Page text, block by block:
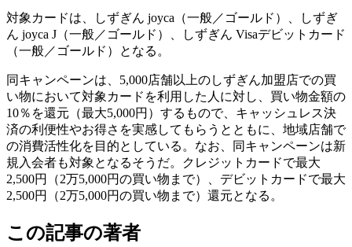
対象カードは、しずぎん joyca（一般／ゴールド）、しずぎ
ん joyca J（一般／ゴールド）、しずぎん Visaデビットカード
（一般／ゴールド）となる。
同キャンペーンは、5,000店舗以上のしずぎん加盟店での買
い物において対象カードを利用した人に対し、買い物金額の
10％を還元（最大5,000円）するもので、キャッシュレス決
済の利便性やお得さを実感してもらうとともに、地域店舗で
の消費活性化を目的としている。なお、同キャンペーンは新
規入会者も対象となるそうだ。クレジットカードで最大
2,500円（2万5,000円の買い物まで）、デビットカードで最大
2,500円（2万5,000円の買い物まで）還元となる。
この記事の著者